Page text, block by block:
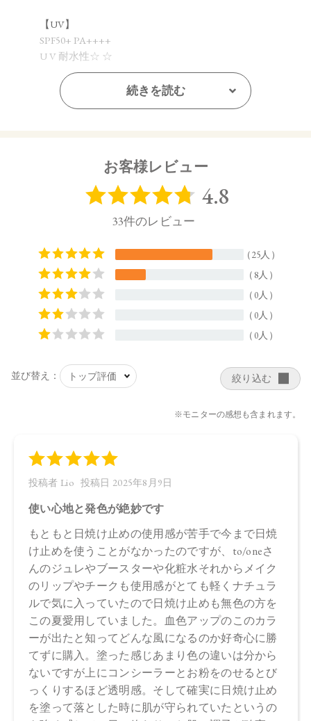
【UV】
SPF50+ PA++++
U V 耐水性☆ ☆
【ご使用方法】
129㎜×36㎜ ×36㎜(高さx奥行x幅)
【全成分】
水、酸化亜鉛、ラウリン酸メチルヘプチル、BG、パルミチン
酸エチルヘキシル、酸化チタン、エタノール、グリセリン、
シルク、ポリヒドロキシステアリン酸、イソステアリン酸、
アスコルビン酸、3－ラウリルグリセリルアスコルビン酸、パ
ルミチン酸アスコルビルリン酸3Na、ミリスチル3－グリセリ
イビスカス花エキス、カーネーション花エキス、ビルベリー
ス、ロドデンドロンフェルギネウムエキス、エーデルワイス
カルス培養エキス、セージ葉エキス、ローズマリー葉エキ
ス、ラベンダー油、ニオイテンジクアオイ油、ローマカミツ
ラハイブリダ油、アオモジ果実油、ベルガモット果皮油、オ
レンジ油、ホホバエステル、水添レシチン、キサンタンガ
ム、ペンチレングリコール、水酸化Al、ベヘニルアルコー
ル、オクテニルコハク酸デンプンAl、ジカプリン酸ネオペン
チルグリコール、バチルアルコール、ステアロキシPGヒドロ
キシエチルセルローススルホン酸Na、アルギン酸Na、カプリ
ロイルグリシン、クエン酸、トコフェロール、フェノキシエ
タノール、酸化鉄、ステアリン酸
【原産国】
日本
【メーカー品番】
続きを読む
お客様レビュー